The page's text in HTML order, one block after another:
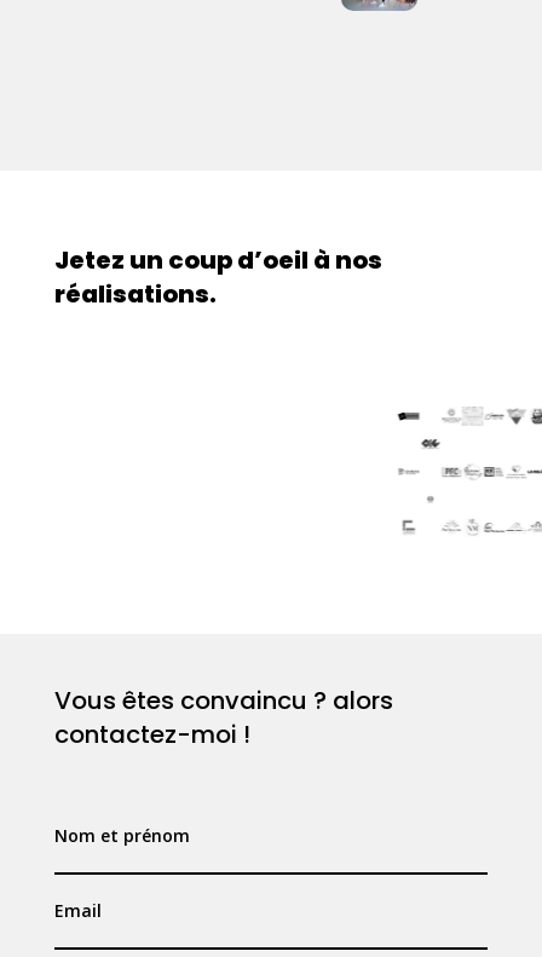
Jetez un coup d’oeil à nos
réalisations.
Vous êtes convaincu ? alors
contactez-moi !